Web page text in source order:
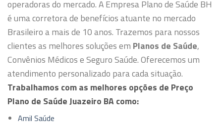
operadoras do mercado.A Empresa Plano de Saúde BH
é uma corretora de benefícios atuante no mercado
Brasileiro a mais de 10 anos. Trazemos para nossos
clientes as melhores soluções em Planos de Saúde,
Convênios Médicos e Seguro Saúde. Oferecemos um
atendimento personalizado para cada situação.
Trabalhamos com as melhores opções de Preço
Plano de Saúde Juazeiro BA como:
Amil Saúde